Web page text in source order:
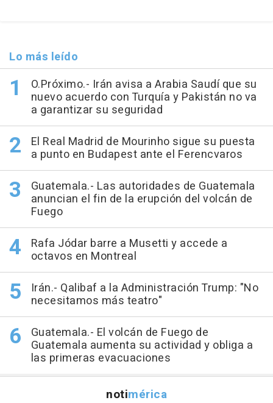
Lo más leído
O.Próximo.- Irán avisa a Arabia Saudí que su
nuevo acuerdo con Turquía y Pakistán no va
a garantizar su seguridad
El Real Madrid de Mourinho sigue su puesta
a punto en Budapest ante el Ferencvaros
Guatemala.- Las autoridades de Guatemala
anuncian el fin de la erupción del volcán de
Fuego
Rafa Jódar barre a Musetti y accede a
octavos en Montreal
Irán.- Qalibaf a la Administración Trump: "No
necesitamos más teatro"
Guatemala.- El volcán de Fuego de
Guatemala aumenta su actividad y obliga a
las primeras evacuaciones
notimérica